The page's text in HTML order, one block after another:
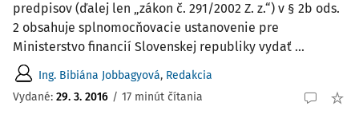
predpisov (ďalej len „zákon č. 291/2002 Z. z.“) v § 2b ods.
2 obsahuje splnomocňovacie ustanovenie pre
Ministerstvo financií Slovenskej republiky vydať ...
Ing. Bibiána Jobbagyová, Redakcia
Vydané: 29. 3. 2016 / 17 minút čítania